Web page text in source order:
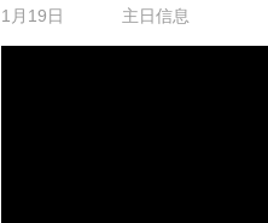
1月19日 主日信息